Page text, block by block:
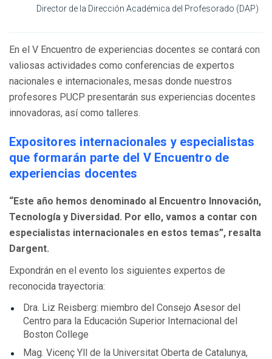
Director de la Dirección Académica del Profesorado (DAP)
En el V Encuentro de experiencias docentes se contará con
valiosas actividades como conferencias de expertos
nacionales e internacionales, mesas donde nuestros
profesores PUCP presentarán sus experiencias docentes
innovadoras, así como talleres.
Expositores internacionales y especialistas
que formarán parte del V Encuentro de
experiencias docentes
“Este año hemos denominado al Encuentro Innovación,
Tecnología y Diversidad. Por ello, vamos a contar con
especialistas internacionales en estos temas”, resalta
Dargent.
Expondrán en el evento los siguientes expertos de
reconocida trayectoria:
Dra. Liz Reisberg: miembro del Consejo Asesor del
Centro para la Educación Superior Internacional del
Boston College
Mag. Vicenç Yll de la Universitat Oberta de Catalunya,